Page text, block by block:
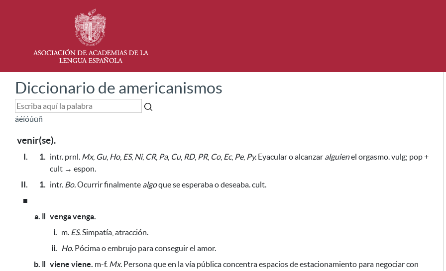
Diccionario de americanismos
áéíóúüñ
venir(se).
I. 1. intr. prnl. Mx, Gu, Ho, ES, Ni, CR, Pa, Cu, RD, PR, Co, Ec, Pe, Py. Eyacular o alcanzar alguienel orgasmo. vulg; pop +
cult → espon.
II.
1. intr. Bo.Ocurrir finalmente algoque se esperaba o deseaba. cult.
■
a. ǁ venga venga.
i. m. ES. Simpatía, atracción.
ii. Ho. Pócima o embrujo para conseguir el amor.
b. ǁ viene viene. m-f. Mx. Persona que en la vía pública concentra espacios de estacionamiento para negociar con